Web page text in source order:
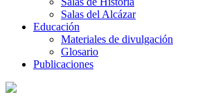
Salas del Alcázar
Educación
Materiales de divulgación
Glosario
Publicaciones